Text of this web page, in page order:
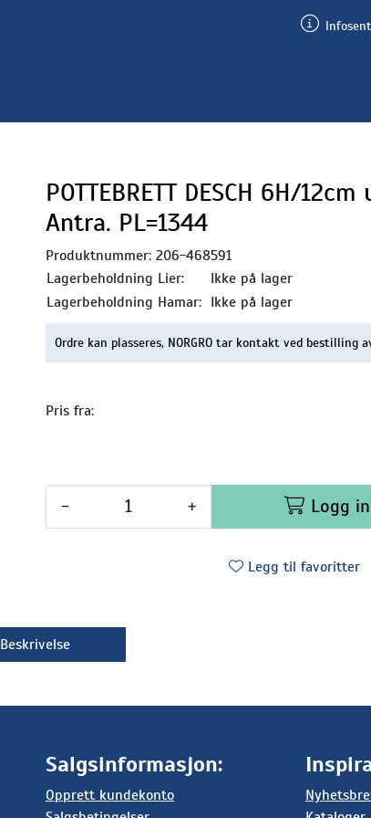
POTTEBRETT DESCH 6H/
Antra. PL=1344
Produktnummer: 206-468591
Lagerbeholdning Lier:
Ikke på lager
Lagerbeholdning Hamar: Ikke på lager
Ordre kan plasseres, NORGRO tar kontakt ved bestilling
Pris fra:
- + Logg
Legg til favoritter
Beskrivelse
Salgsinformasjon:
Opprett kundekonto